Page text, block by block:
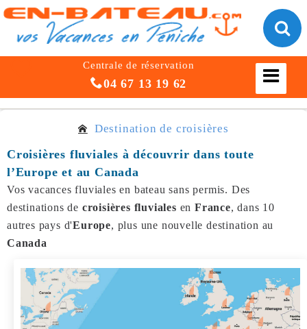
Centrale de réservation
04 67 13 19 62
Destination de croisières
Croisières fluviales à découvrir dans toute
l’Europe et au Canada
Vos vacances fluviales en bateau sans permis. Des
destinations de croisières fluviales enFrance, dans 10
autres pays d'Europe, plus une nouvelle destination au
Canada